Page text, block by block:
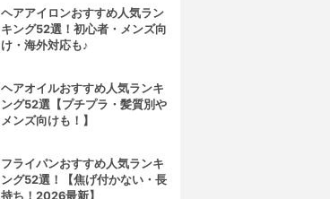
ヘアアイロンおすすめ人気ラン
キング52選！初心者・メンズ向
け・海外対応も♪
ヘアオイルおすすめ人気ランキ
ング52選【プチプラ・髪質別や
メンズ向けも！】
フライパンおすすめ人気ランキ
ング52選！【焦げ付かない・長
持ち！2026最新】